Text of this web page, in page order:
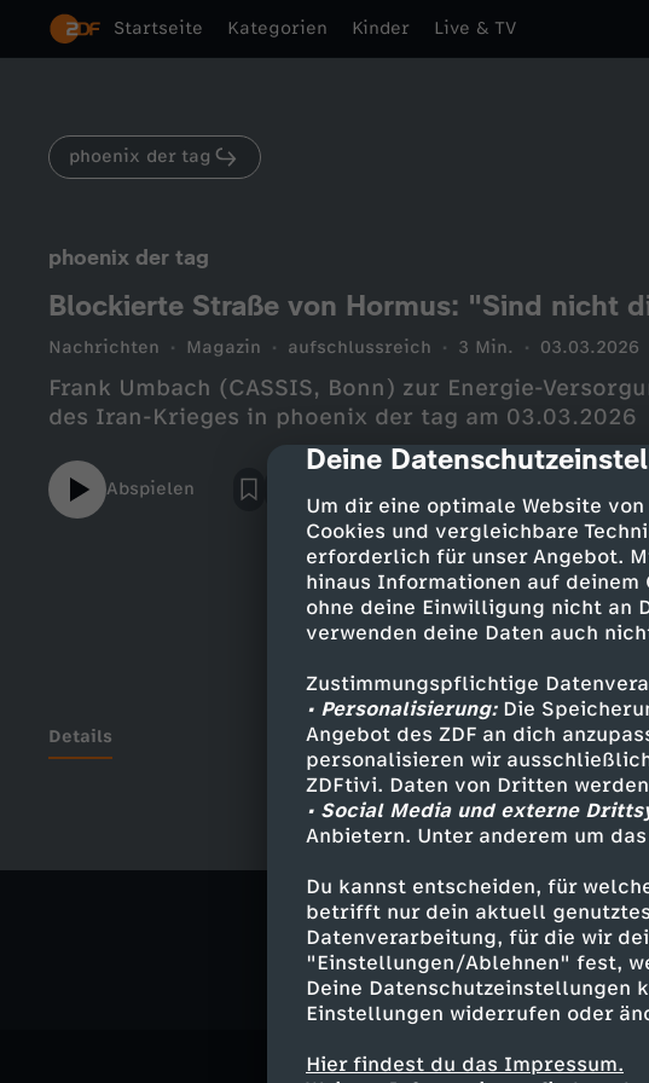
cmp-dialog-
Deine
Um dir eine optimale Website
Cookies und vergleichbare
erforderlich für unser Angebot.
hinaus Informationen auf
ohne deine Einwilligung nicht an
verwenden deine Daten auch
Zustimmungspflichtige
• Personalisierung:Die
Angebot des ZDF an dich
personalisieren wir
ZDFtivi. Daten von Dritten
• Social Media und externe
Anbietern. Unter anderem um
Du kannst entscheiden, für
betrifft nur dein aktuell
Datenverarbeitung, für die wir
"Einstellungen/Ablehnen" fest,
Deine Datenschutzeinstellungen
Einstellungen widerrufen oder
Hier findest du das Impressum.
Startseite Kategorien Kinder Live & TV
phoenix der tag
phoenix der tag
Blockierte Straße von Hormus: "Sind nicht
Nachrichten Magazin aufschlussreich 3 Min. 03.03.2026
Frank Umbach (CASSIS, Bonn) zur Energie-
des Iran-Krieges in phoenix der tag am 03.03.2026
Abspielen
Details
Ähnliche Inhalte
Nachrichten